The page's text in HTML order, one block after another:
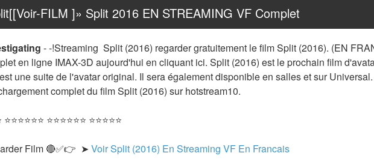
FILM ]» Split 2016 EN STREAMING VF Complet
--!Streaming  Split (2016) regarder gratuitement le film Split (2016). (EN
en ligne IMAX-3D aujourd'hui en cliquant ici. Split (2016) est le prochain film
une suite de l'avatar original. Il sera également disponible en salles et sur
complet du film Split (2016) sur hotstream10.
⭐⭐⭐⭐⭐⭐ ⭐⭐⭐⭐⭐⭐ ⭐⭐⭐⭐⭐
Film 🔴✅👉  ➤ Voir Split (2016) En Streaming VF En Francais